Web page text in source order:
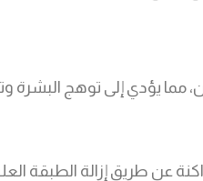
مما يؤدي إلى توهج البشرة
عن طريق إزالة الطبقة